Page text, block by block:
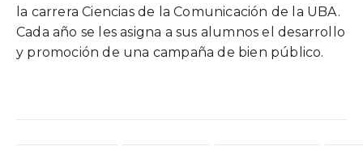
la carrera Ciencias de la Comunicación de la UBA.
Cada año se les asigna a sus alumnos el desarrollo
y promoción de una campaña de bien público.